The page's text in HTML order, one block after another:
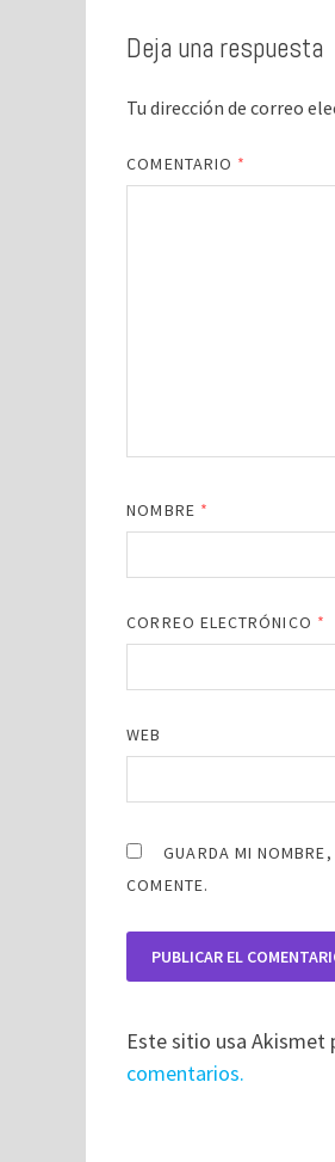
Deja una respuesta
Tu dirección de correo
COMENTARIO *
NOMBRE *
CORREO ELECTRÓNICO *
WEB
GUARDA MI
COMENTE.
Este sitio usa Akismet
comentarios.